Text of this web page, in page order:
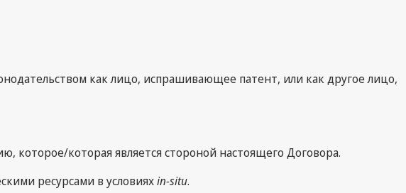
как лицо, испрашивающее патент, или как другое лицо,
которое/которая является стороной настоящего Договора.
ресурсами в условияхin-situ.